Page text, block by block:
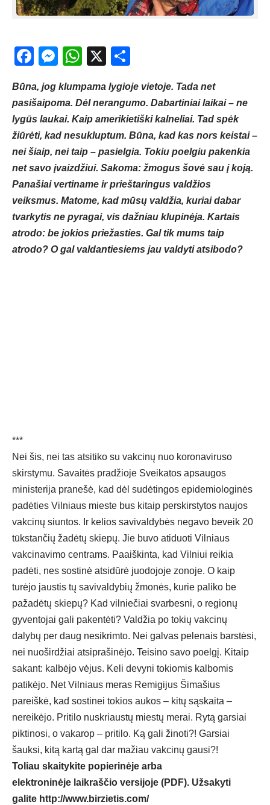
Facebook
Messenger
WhatsApp
X
Būna, jog klumpama lygioje vietoje. Tada net
pasišaipoma. Dėl nerangumo. Dabartiniai laikai – ne
lygūs laukai. Kaip amerikietiški kalneliai. Tad spėk
žiūrėti, kad nesukluptum. Būna, kad kas nors keistai –
nei šiaip, nei taip – pasielgia. Tokiu poelgiu pakenkia
net savo įvaizdžiui. Sakoma: žmogus šovė sau į koją.
Panašiai vertiname ir prieštaringus valdžios
veiksmus. Matome, kad mūsų valdžia, kuriai dabar
tvarkytis ne pyragai, vis dažniau klupinėja. Kartais
atrodo: be jokios priežasties. Gal tik mums taip
atrodo? O gal valdantiesiems jau valdyti atsibodo?
***
Nei šis, nei tas atsitiko su vakcinų nuo koronaviruso
skirstymu. Savaitės pradžioje Sveikatos apsaugos
ministerija pranešė, kad dėl sudėtingos epidemiologinės
padėties Vilniaus mieste bus kitaip perskirstytos naujos
vakcinų siuntos. Ir kelios savivaldybės negavo beveik 20
tūkstančių žadėtų skiepų. Jie buvo atiduoti Vilniaus
vakcinavimo centrams. Paaiškinta, kad Vilniui reikia
padėti, nes sostinė atsidūrė juodojoje zonoje. O kaip
turėjo jaustis tų savivaldybių žmonės, kurie paliko be
pažadėtų skiepų? Kad vilniečiai svarbesni, o regionų
gyventojai gali pakentėti? Valdžia po tokių vakcinų
dalybų per daug nesikrimto. Nei galvas pelenais barstėsi,
nei nuoširdžiai atsiprašinėjo. Teisino savo poelgį. Kitaip
sakant: kalbėjo vėjus. Keli devyni tokiomis kalbomis
patikėjo. Net Vilniaus meras Remigijus Šimašius
pareiškė, kad sostinei tokios aukos – kitų sąskaita –
nereikėjo. Pritilo nuskriaustų miestų merai. Rytą garsiai
piktinosi, o vakarop – pritilo. Ką gali žinoti?! Garsiai
šauksi, kitą kartą gal dar mažiau vakcinų gausi?!
Toliau skaitykite popierinėje arba
elektroninėje laikraščio versijoje (PDF). Užsakyti
galite http://www.birzietis.com/